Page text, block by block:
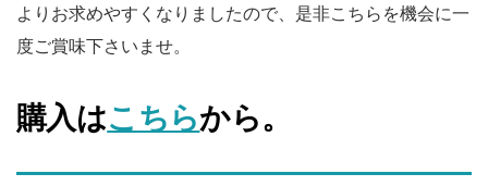
よりお求めやすくなりましたので、是非こちらを機会に一
度ご賞味下さいませ。
購入はこちらから。